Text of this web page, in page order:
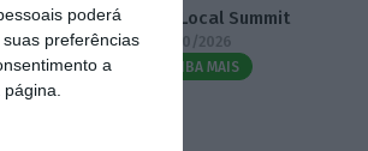
poderá
preferências
a
3.º Local Summit
07/10/2026
SAIBA MAIS